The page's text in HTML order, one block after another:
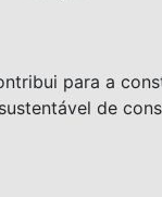
para a
de